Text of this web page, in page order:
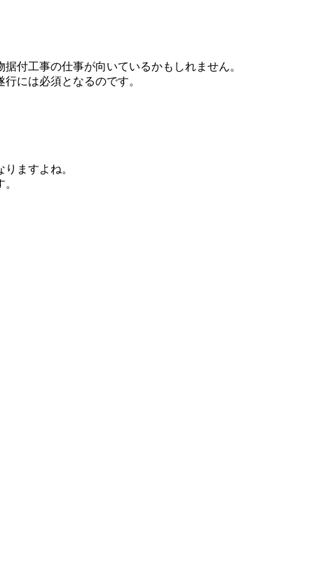
付工事の仕事が向いているかもしれません。
には必須となるのです。
ますよね。